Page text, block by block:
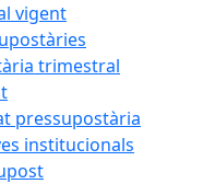
vigent
trimestral
pressupostària
institucionals